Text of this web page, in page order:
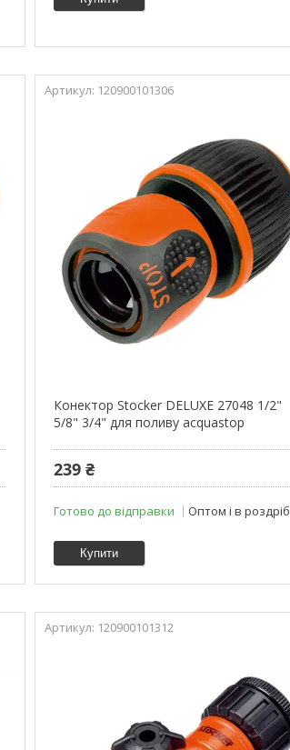
120900101306
Конектор Stocker DELUXE 27048 1/2"
5/8" 3/4" для поливу acquastop
239 ₴
Готово до відправки Оптом і в роздріб
Купити
120900101312